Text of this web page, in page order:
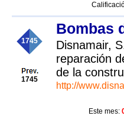
1745
1745
Bombas
Disnamair,
reparación
de la
http://
Este mes: